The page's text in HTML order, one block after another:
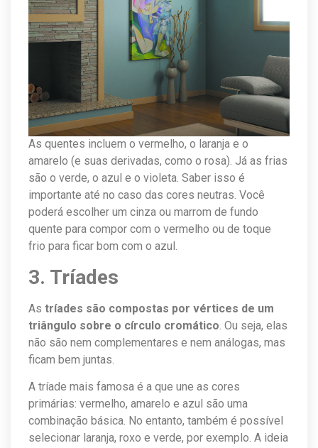
As quentes incluem o vermelho, o laranja e o
amarelo (e suas derivadas, como o rosa). Já as frias
são o verde, o azul e o violeta. Saber isso é
importante até no caso das cores neutras. Você
poderá escolher um cinza ou marrom de fundo
quente para compor com o vermelho ou de toque
frio para ficar bom com o azul.
3. Tríades
As tríades são compostas por vértices de um
triângulo sobre o círculo cromático. Ou seja, elas
não são nem complementares e nem análogas, mas
ficam bem juntas.
A tríade mais famosa é a que une as cores
primárias: vermelho, amarelo e azul são uma
combinação básica. No entanto, também é possível
selecionar laranja, roxo e verde, por exemplo. A ideia